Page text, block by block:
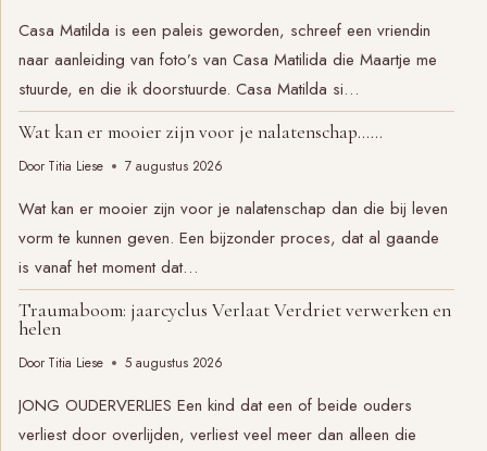
Casa Matilda is een paleis geworden, schreef een vriendin
naar aanleiding van foto’s van Casa Matilida die Maartje me
stuurde, en die ik doorstuurde. Casa Matilda si…
Wat kan er mooier zijn voor je nalatenschap……
Door Titia Liese 7 augustus 2026
Wat kan er mooier zijn voor je nalatenschap dan die bij leven
vorm te kunnen geven. Een bijzonder proces, dat al gaande
is vanaf het moment dat…
Traumaboom: jaarcyclus Verlaat Verdriet verwerken en
helen
Door Titia Liese 5 augustus 2026
JONG OUDERVERLIES Een kind dat een of beide ouders
verliest door overlijden, verliest veel meer dan alleen die